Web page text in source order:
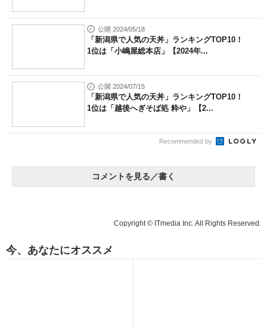
公開 2024/05/18
「新潟県で人気の天丼」ランキングTOP10！
1位は「小嶋屋総本店」【2024年...
公開 2024/07/15
「新潟県で人気の天丼」ランキングTOP10！
1位は「越後へぎそば処 粋や」【2...
Recommended by
コメントを見る／書く
Copyright © ITmedia Inc. All Rights Reserved.
今、あなたにオススメ